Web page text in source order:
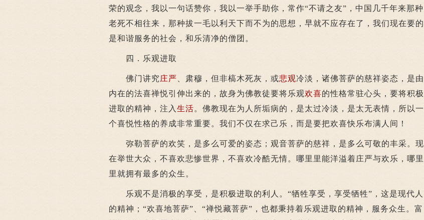
荣的观念，我以一句话赞你，我以一举手助你，常作“不请之友”，中国几千年来那种
老死不相往来，那种拔一毛以利天下而不为的思想，早就不应存在了，我们现在要的
是和谐服务的社会，和乐清净的僧团。
四．乐观进取
佛门讲究 庄严 、肃穆，但非槁木死灰，或悲观冷淡，诸佛菩萨的慈祥姿态，是由
内在的法喜禅悦引伸出来的，故身为佛教徒要将乐观欢喜的性格常驻心头，要将积极
进取的精神，注入 生活。佛教现在为人所垢病的，是太过冷淡，是太无表情，所以一
个喜悦性格的养成非常重要。我们不仅在求己乐，而是要把欢喜快乐布满人间！
弥勒菩萨的欢笑，是多么可爱的姿态；观音菩萨的慈祥，是多么可敬的丰采。现
在举世大众，不喜欢悲惨世界，不喜欢冷酷无情。哪里里能洋溢着庄严与欢乐，哪里
里就拥有最多的众生。
乐观不是消极的享受，是积极进取的利人。“牺牲享受，享受牺牲”，这是现代人
的精神；“欢喜地菩萨”、“禅悦藏菩萨”，也都秉持着乐观进取的精神，服务众生。富